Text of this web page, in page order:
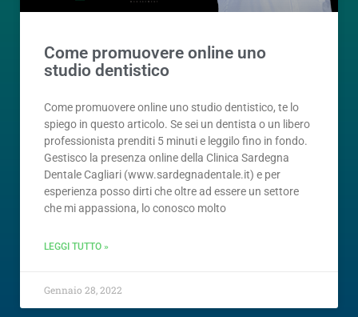
Come promuovere online uno
studio dentistico
Come promuovere online uno studio dentistico, te lo
spiego in questo articolo. Se sei un dentista o un libero
professionista prenditi 5 minuti e leggilo fino in fondo.
Gestisco la presenza online della Clinica Sardegna
Dentale Cagliari (www.sardegnadentale.it) e per
esperienza posso dirti che oltre ad essere un settore
che mi appassiona, lo conosco molto
LEGGI TUTTO »
Gennaio 28, 2022